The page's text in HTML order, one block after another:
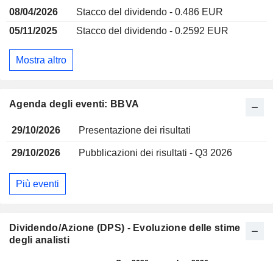
08/04/2026
Stacco del dividendo - 0.486 EUR
05/11/2025
Stacco del dividendo - 0.2592 EUR
Mostra altro
Agenda degli eventi: BBVA
29/10/2026 Presentazione dei risultati
29/10/2026 Pubblicazioni dei risultati - Q3 2026
Più eventi
Dividendo/Azione (DPS) - Evoluzione delle stime
degli analisti